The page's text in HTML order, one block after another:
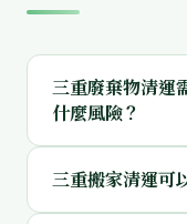
三重廢棄物清運
什麼風險？
三重搬家清運可